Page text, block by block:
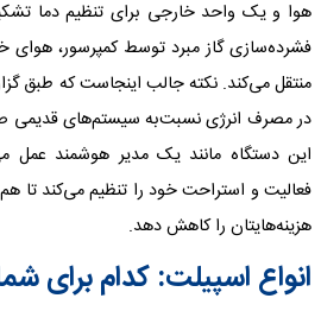
هوا و یک واحد خارجی برای تنظیم دما
فشرده‌سازی گاز مبرد توسط کمپرسور، هوای
در مصرف انرژی نسبت‌به سیستم‌های قدیمی
این دستگاه مانند یک مدیر هوشمند عمل
فعالیت و استراحت خود را تنظیم می‌کند تا
هزینه‌هایتان را کاهش دهد.
انواع اسپیلت: کدام برای